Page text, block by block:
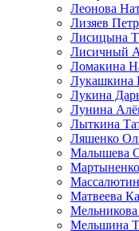
Леонова
Лизяев
Лисицына
Лисичный
Ломакина
Лукашкина
Лукина
Лунина
Лыткина
Ляшенко
Малышева
Матвеева
Мельшина